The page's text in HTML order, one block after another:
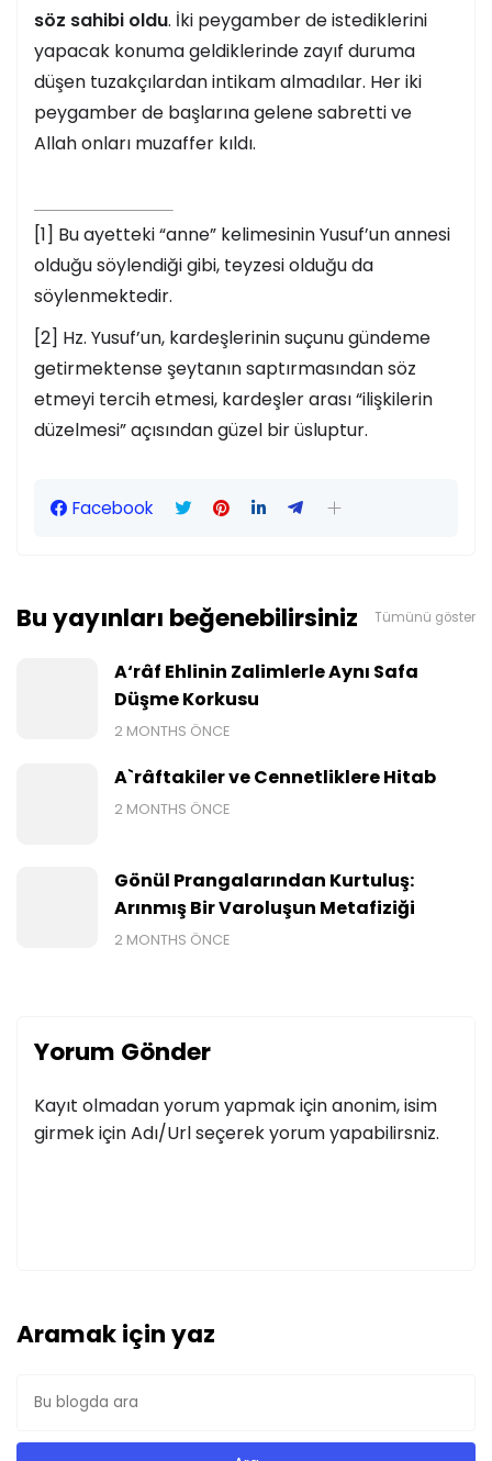
söz sahibi oldu. İki peygamber de istediklerini
yapacak konuma geldiklerinde zayıf duruma
düşen tuzakçılardan intikam almadılar. Her iki
peygamber de başlarına gelene sabretti ve
Allah onları muzaffer kıldı.
[1] Bu ayetteki “anne” kelimesinin Yusuf’un annesi
olduğu söylendiği gibi, teyzesi olduğu da
söylenmektedir.
[2] Hz. Yusuf’un, kardeşlerinin suçunu gündeme
getirmektense şeytanın saptırmasından söz
etmeyi tercih etmesi, kardeşler arası “ilişkilerin
düzelmesi” açısından güzel bir üsluptur.
Facebook
Bu yayınları beğenebilirsiniz Tümünü göster
A‘râf Ehlinin Zalimlerle Aynı Safa
Düşme Korkusu
2 MONTHS ÖNCE
A`râftakiler ve Cennetliklere Hitab
2 MONTHS ÖNCE
Gönül Prangalarından Kurtuluş:
Arınmış Bir Varoluşun Metafiziği
2 MONTHS ÖNCE
Yorum Gönder
Kayıt olmadan yorum yapmak için anonim, isim
girmek için Adı/Url seçerek yorum yapabilirsniz.
Aramak için yaz